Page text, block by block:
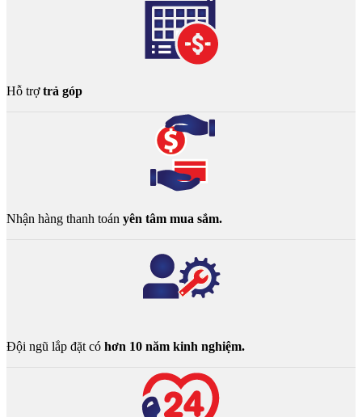
Hỗ trợtrả góp
Nhận hàng thanh toán yên tâm mua sắm.
Đội ngũ lắp đặt có hơn 10 năm kinh nghiệm.